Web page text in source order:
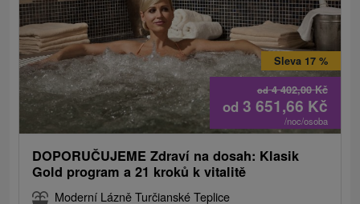
od4 402,00Kč
Sleva 17 %
od 3 651,66 Kč
/noc/osoba
DOPORUČUJEME Zdraví na dosah: Klasik
Gold program a 21 kroků k vitalitě
Moderní Lázně Turčianské Teplice